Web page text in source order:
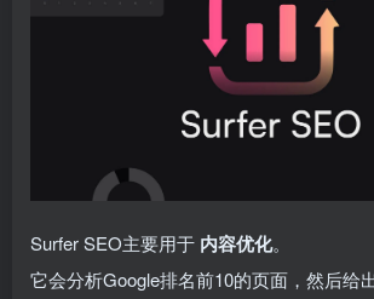
Surfer SEO主要用于 内容优化。
它会分析Google排名前10的页面，然后给